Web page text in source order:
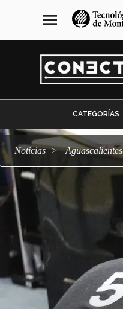
navegación
principal
menu
CATEGORÍAS
Noticias Aguascalientes